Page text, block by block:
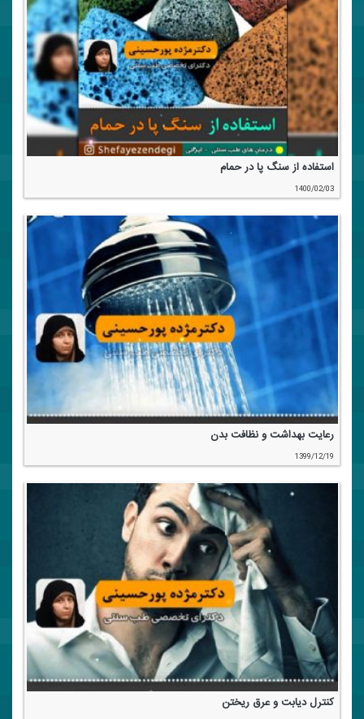
استفاده از سنگ پا در حمام
1400/02/03
رعایت بهداشت و نظافت بدن
1399/12/19
كنترل دیابت و عرق ریختن